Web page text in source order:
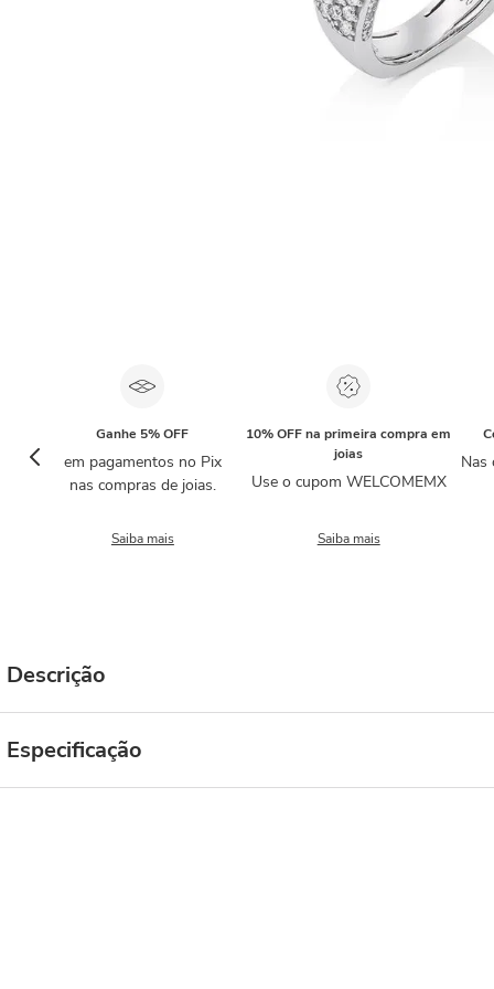
Ganhe 5% OFF
em pagamentos no Pix
nas compras de joias.
Saiba mais
10% OFF na primeira compra em
joias
Use o cupom WELCOMEMX
Saiba mais
Nas
Descrição
Especificação